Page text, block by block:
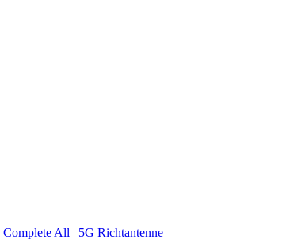
Complete All | 5G Richtantenne